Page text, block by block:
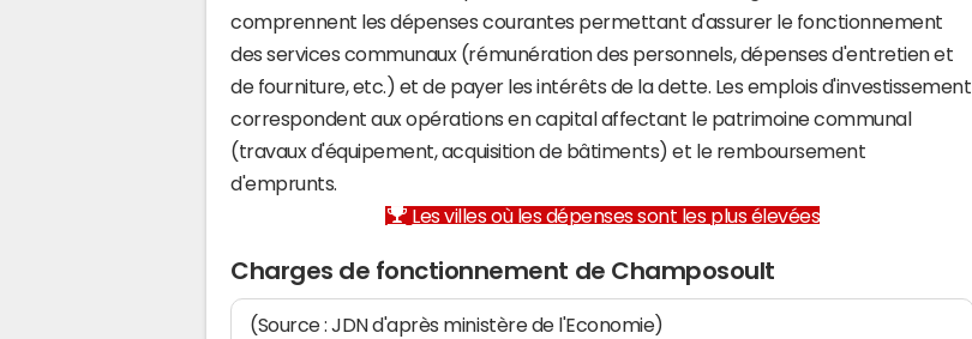
comprennent les dépenses courantes permettant d'assurer le fonctionnement
des services communaux (rémunération des personnels, dépenses d'entretien et
de fourniture, etc.) et de payer les intérêts de la dette. Les emplois d'investissement
correspondent aux opérations en capital affectant le patrimoine communal
(travaux d'équipement, acquisition de bâtiments) et le remboursement
d'emprunts.
Les villes où les dépenses sont les plus élevées
Charges de fonctionnement de Champosoult
(Source : JDN d'après ministère de l'Economie)